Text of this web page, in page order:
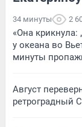
34 минуты 2
«Она
у океана во
минуты
Август
ретроградный